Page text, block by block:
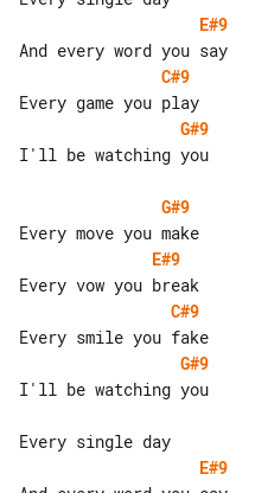
E#9
C#9
G#9
I'll be watching you
G#9
E#9
C#9
G#9
I'll be watching you
E#9